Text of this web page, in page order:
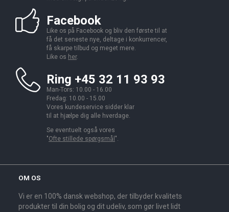
Facebook
Like os på Facebook og bliv den første til at
få det seneste nye, deltage i konkurrencer,
få skarpe tilbud og meget mere.
Like os her.
Ring +45 32 11 93 93
Man-Tors: 10.00 - 16.00
Fredag: 10.00 - 15.00
Vores kundeservice sidder klar
til at hjælpe dig alle hverdage.
Se eventuelt også vores
"Ofte stillede spørgsmål ".
OM OS
Vi er en 100% dansk webshop, der tilbyder kvalitets
produkter til din bolig og dit udeliv, som gør livet lidt